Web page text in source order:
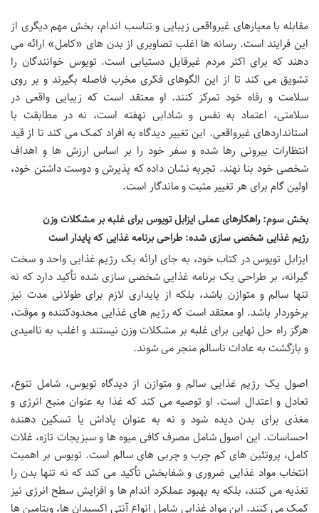
مقابله با معیارهای غیرواقعی زیبایی و تناسب اندام، بخش مهم دیگری از
این فرایند است. رسانه ها اغلب تصاویری از بدن های «کامل» ارائه می
دهند که برای اکثر مردم غیرقابل دستیابی است. تویوس خوانندگان را
تشویق می کند تا از این الگوهای فکری مخرب فاصله بگیرند و بر روی
سلامت و رفاه خود تمرکز کنند. او معتقد است که زیبایی واقعی در
سلامتی، اعتماد به نفس و شادابی نهفته است، نه در مطابقت با
استانداردهای غیرواقعی. این تغییر دیدگاه به افراد کمک می کند تا از قید
انتظارات بیرونی رها شده و سفر خود را بر اساس ارزش ها و اهداف
شخصی خود بنا نهند. تجربه نشان داده که پذیرش و دوست داشتن خود،
اولین گام برای هر تغییر مثبت و ماندگار است.
بخش سوم: راهکارهای عملی ایزابل تویوس برای غلبه بر مشکلات وزن
رژیم غذایی شخصی سازی شده: طراحی برنامه غذایی که پایدار است
ایزابل تویوس در کتاب خود، به جای ارائه یک رژیم غذایی واحد و سخت
گیرانه، بر طراحی یک برنامه غذایی شخصی سازی شده تأکید دارد که نه
تنها سالم و متوازن باشد، بلکه از پایداری لازم برای طولانی مدت نیز
برخوردار باشد. او معتقد است که رژیم های غذایی محدودکننده و موقت،
هرگز راه حل نهایی برای غلبه بر مشکلات وزن نیستند و اغلب به ناامیدی
و بازگشت به عادات ناسالم منجر می شوند.
اصول یک رژیم غذایی سالم و متوازن از دیدگاه تویوس، شامل تنوع،
تعادل و اعتدال است. او توصیه می کند که غذا به عنوان منبع انرژی و
مغذی برای بدن دیده شود و نه به عنوان پاداش یا تسکین دهنده
احساسات. این اصول شامل مصرف کافی میوه ها و سبزیجات تازه، غلات
کامل، پروتئین های کم چرب و چربی های سالم است. تویوس بر اهمیت
انتخاب مواد غذایی ضروری و شفابخش تأکید می کند که نه تنها بدن را
تغذیه می کنند، بلکه به بهبود عملکرد اندام ها و افزایش سطح انرژی نیز
کمک می کنند. این مواد غذایی شامل انواع آنتی اکسیدان ها، ویتامین ها